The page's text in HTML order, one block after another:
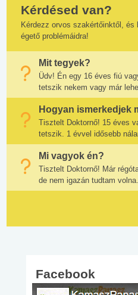
Kérdésed van?
Kérdezz orvos szakértőinktől,
égető problémáidra!
Mit tegyek?
Üdv! Én egy 16 éves fiú
tetszik nekem vagy már
Hogyan ismerkedjek
Tisztelt Doktornő! 15 éves
tetszik. 1 évvel idősebb
Mi vagyok én?
Tisztelt Doktornő! Már
de nem igazán tudtam
Facebook